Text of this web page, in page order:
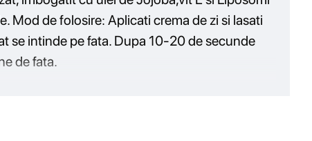
Mod de folosire: Aplicati crema de zi si lasati
se intinde pe fata. Dupa 10-20 de secunde
de fata.